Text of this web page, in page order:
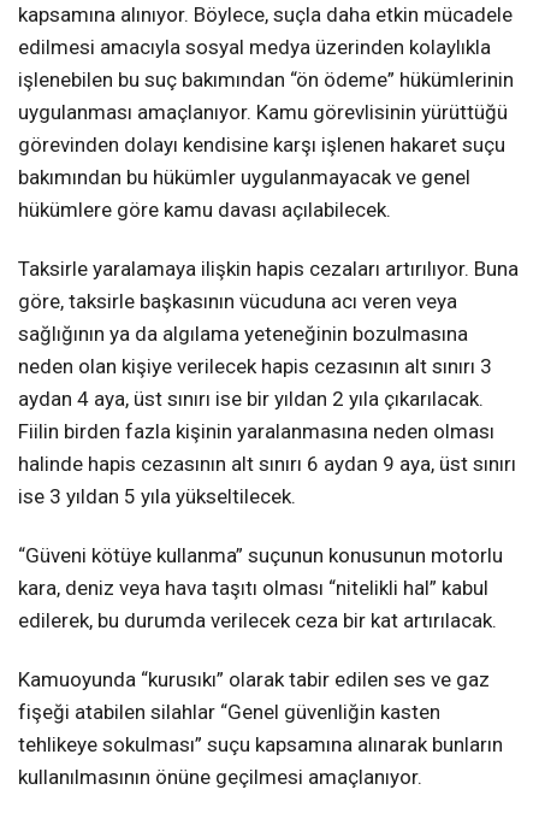
kapsamına alınıyor. Böylece, suçla daha etkin mücadele
edilmesi amacıyla sosyal medya üzerinden kolaylıkla
işlenebilen bu suç bakımından “ön ödeme” hükümlerinin
uygulanması amaçlanıyor. Kamu görevlisinin yürüttüğü
görevinden dolayı kendisine karşı işlenen hakaret suçu
bakımından bu hükümler uygulanmayacak ve genel
hükümlere göre kamu davası açılabilecek.
Taksirle yaralamaya ilişkin hapis cezaları artırılıyor. Buna
göre, taksirle başkasının vücuduna acı veren veya
sağlığının ya da algılama yeteneğinin bozulmasına
neden olan kişiye verilecek hapis cezasının alt sınırı 3
aydan 4 aya, üst sınırı ise bir yıldan 2 yıla çıkarılacak.
Fiilin birden fazla kişinin yaralanmasına neden olması
halinde hapis cezasının alt sınırı 6 aydan 9 aya, üst sınırı
ise 3 yıldan 5 yıla yükseltilecek.
“Güveni kötüye kullanma” suçunun konusunun motorlu
kara, deniz veya hava taşıtı olması “nitelikli hal” kabul
edilerek, bu durumda verilecek ceza bir kat artırılacak.
Kamuoyunda “kurusıkı” olarak tabir edilen ses ve gaz
fişeği atabilen silahlar “Genel güvenliğin kasten
tehlikeye sokulması” suçu kapsamına alınarak bunların
kullanılmasının önüne geçilmesi amaçlanıyor.